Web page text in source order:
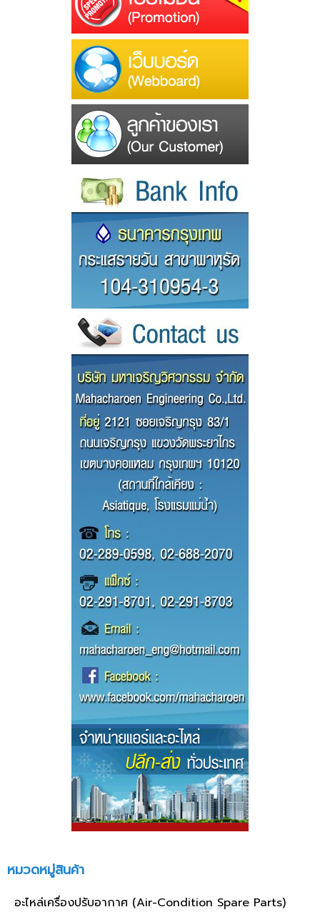
หมวดหมู่สินค้า
อะไหล่เครื่องปรับอากาศ (Air-Condition Spare Parts)